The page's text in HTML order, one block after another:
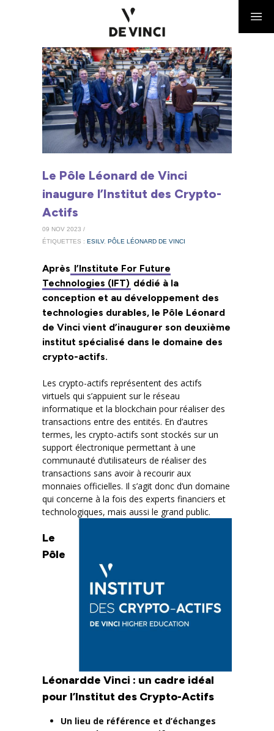
Le Pôle Léonard de Vinci
inaugure l’Institut des Crypto-
Actifs
09 NOV 2023 /
ÉTIQUETTES : ESILV, PÔLE LÉONARD DE VINCI
Après l’Institute For Future
Technologies (IFT) dédié à la
conception et au développement des
technologies durables, le Pôle Léonard
de Vinci vient d’inaugurer son deuxième
institut spécialisé dans le domaine des
crypto-actifs.
Les crypto-actifs représentent des actifs
virtuels qui s’appuient sur le réseau
informatique et la blockchain pour réaliser des
transactions entre des entités. En d’autres
termes, les crypto-actifs sont stockés sur un
support électronique permettant à une
communauté d’utilisateurs de réaliser des
transactions sans avoir à recourir aux
monnaies officielles. Il s’agit donc d’un domaine
qui concerne à la fois des experts financiers et
technologiques, mais aussi le grand public.
Le
Pôle
Léonardde Vinci : un cadre idéal
pour l’Institut des Crypto-Actifs
Un lieu de référence et d’échanges